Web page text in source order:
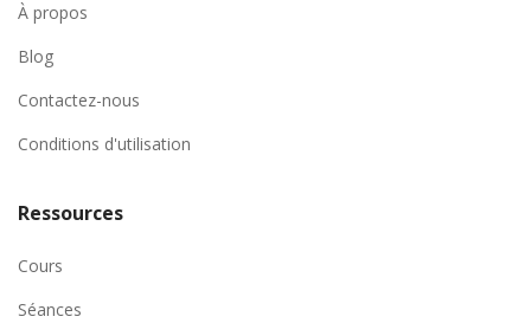
À propos
Blog
Contactez-nous
Conditions d'utilisation
Ressources
Cours
Séances